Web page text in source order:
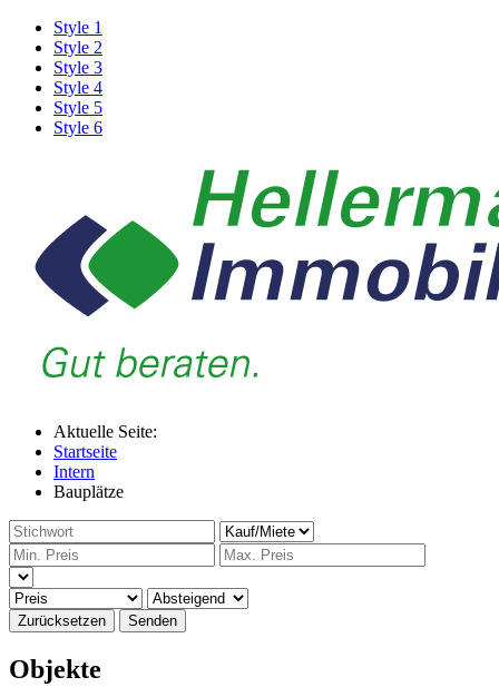
Style 1
Style 2
Style 3
Style 4
Style 5
Style 6
Aktuelle Seite:
Startseite
Intern
Bauplätze
Zurücksetzen Senden
Objekte